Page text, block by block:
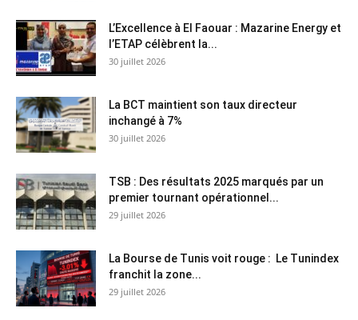
L’Excellence à El Faouar : Mazarine Energy et
l’ETAP célèbrent la...
30 juillet 2026
La BCT maintient son taux directeur
inchangé à 7%
30 juillet 2026
TSB : Des résultats 2025 marqués par un
premier tournant opérationnel...
29 juillet 2026
La Bourse de Tunis voit rouge : Le Tunindex
franchit la zone...
29 juillet 2026